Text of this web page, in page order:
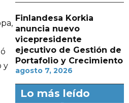
y
Finlandesa Korkia
anuncia nuevo
vicepresidente
ejecutivo de Gestión de
Portafolio y Crecimiento
agosto 7, 2026
Lo más leído